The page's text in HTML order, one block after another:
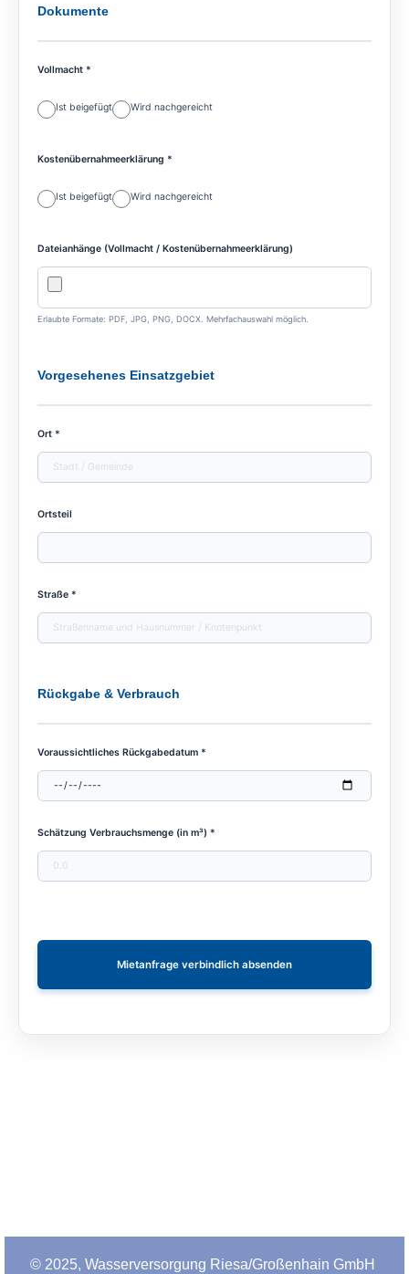
Dokumente
Vollmacht *
Ist beigefügt Wird nachgereicht
Kostenübernahmeerklärung *
Ist beigefügt Wird nachgereicht
Dateianhänge (Vollmacht / Kostenübernahmeerklärung)
Erlaubte Formate: PDF, JPG, PNG, DOCX. Mehrfachauswahl möglich.
Vorgesehenes Einsatzgebiet
Ort *
Ortsteil
Straße *
Rückgabe & Verbrauch
Voraussichtliches Rückgabedatum *
Schätzung Verbrauchsmenge (in m³) *
Mietanfrage verbindlich absenden
© 2025, Wasserversorgung Riesa/Großenhain GmbH